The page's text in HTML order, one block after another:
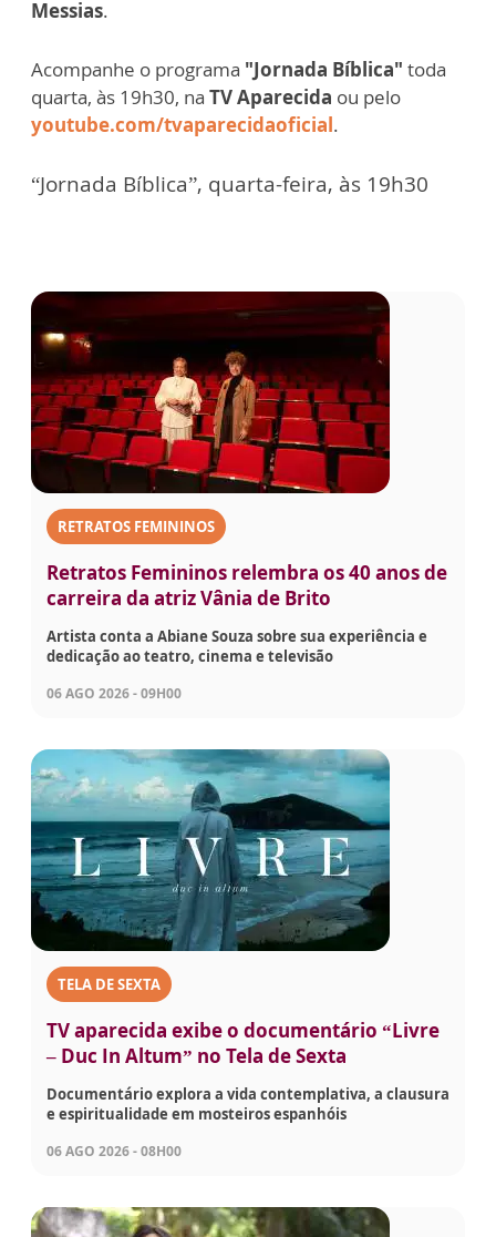
Messias.
Acompanhe o programa "Jornada Bíblica" toda
quarta, às 19h30, na TV Aparecida ou pelo
youtube.com/tvaparecidaoficial.
“Jornada Bíblica”, quarta-feira, às 19h30
RETRATOS FEMININOS
Retratos Femininos relembra os 40 anos de
carreira da atriz Vânia de Brito
Artista conta a Abiane Souza sobre sua experiência e
dedicação ao teatro, cinema e televisão
06 AGO 2026 - 09H00
TELA DE SEXTA
TV aparecida exibe o documentário “Livre
– Duc In Altum” no Tela de Sexta
Documentário explora a vida contemplativa, a clausura
e espiritualidade em mosteiros espanhóis
06 AGO 2026 - 08H00